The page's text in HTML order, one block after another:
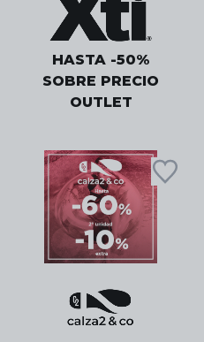
HASTA -50%
SOBRE PRECIO
OUTLET